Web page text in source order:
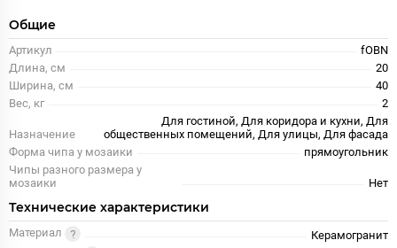
Общие
Артикул
fOBN
Длина, см
20
Ширина, см
40
Вес, кг
2
Назначение
Для гостиной, Для коридора и кухни, Для
общественных помещений, Для улицы, Для фасада
Форма чипа у мозаики
прямоугольник
Чипы разного размера у
мозаики
Нет
Технические характеристики
Материал
Керамогранит